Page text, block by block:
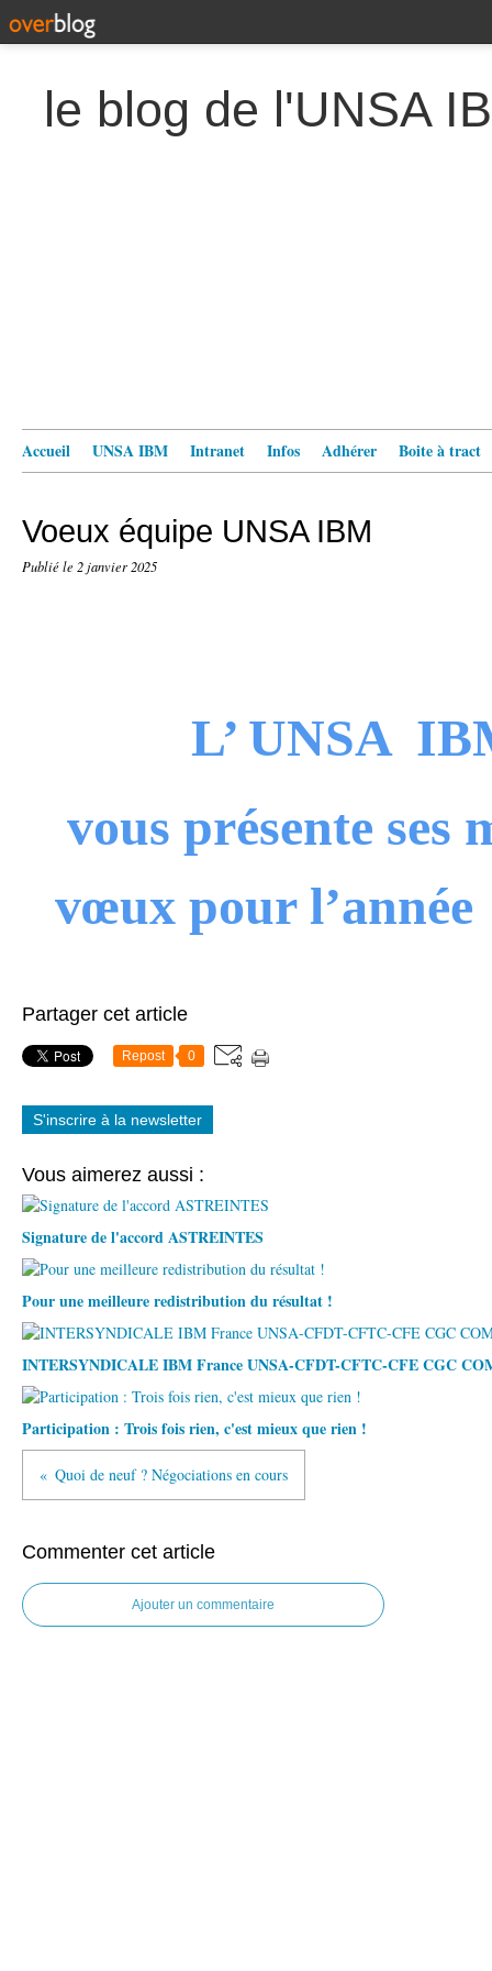
le blog de l'UNSA
Accueil UNSA IBM Intranet Infos Adhérer Boite à tract
Voeux équipe UNSA IBM
Publié le 2 janvier 2025
L’ UNSA
vous présente ses
vœux pour
Partager cet article
Repost 0
S'inscrire à la newsletter
Vous aimerez aussi :
Signature de l'accord ASTREINTES
Pour une meilleure redistribution du résultat !
INTERSYNDICALE IBM France UNSA-CFDT-CFTC-CFE CGC
Participation : Trois fois rien, c'est mieux que rien !
Quoi de neuf ? Négociations en cours
Commenter cet article
Ajouter un commentaire